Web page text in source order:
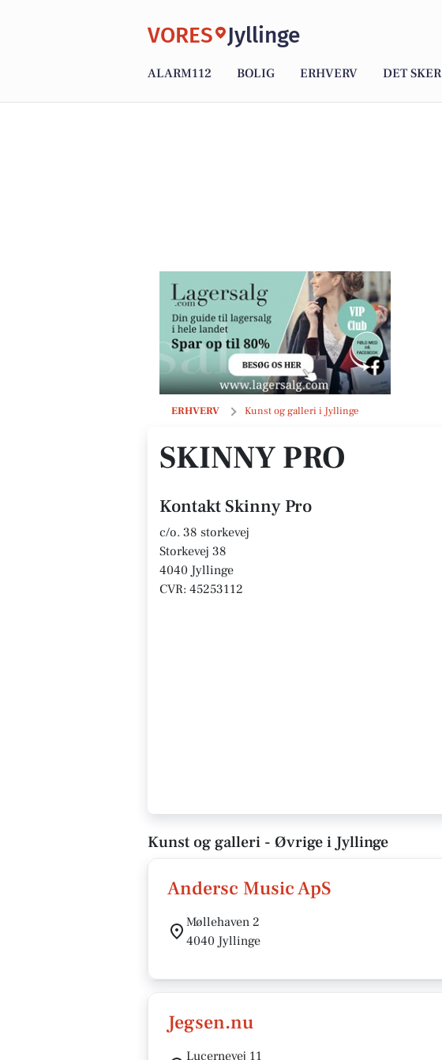
VORES Jyllinge
ALARM112 BOLIG ERHVERV DET SKER
ERHVERV Kunst og galleri i Jyllinge
Skinny Pro
SKINNY PRO
Kontakt Skinny Pro
c/o. 38 storkevej
Storkevej 38
4040 Jyllinge
CVR: 45253112
Kunst og galleri - Øvrige i Jyllinge
Andersc Music ApS
Møllehaven 2
4040 Jyllinge
Jegsen.nu
Lucernevej 11